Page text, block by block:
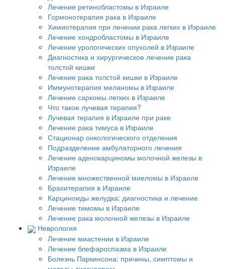
Лечение ретинобластомы в Израиле
Гормонотерапия рака в Израиле
Химиотерапия при лечении рака легких в Израиле
Лечение хондробластомы в Израиле
Лечение урологических опухолей в Израиле
Диагностика и хирургическое лечение рака
толстой кишки
Лечение рака толстой кишки в Израиле
Иммунотерапия меланомы в Израиле
Лечение саркомы легких в Израиле
Что такое лучевая терапия?
Лучевая терапия в Израиле при раке
Лечение рака тимуса в Израиле
Стационар онкологического отделения
Подразделение амбулаторного лечения
Лечение аденокарциномы молочной железы в
Израиле
Лечение множественной миеломы в Израиле
Брахитерапия в Израиле
Карциноиды желудка: диагностика и лечение
Лечение тимомы в Израиле
Лечение рака молочной железы в Израиле
Неврология
Лечение миастении в Израиле
Лечение блефароспазма в Израиле
Болезнь Паркинсона: причины, симптомы и